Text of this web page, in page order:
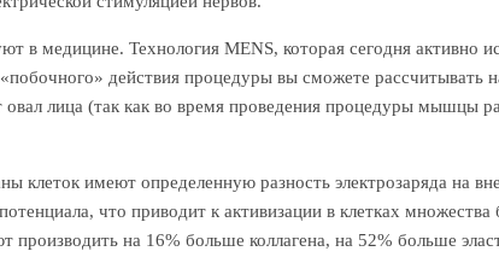
медицине. Технология MENS, которая сегодня активно
действия процедуры вы сможете рассчитывать
лица (так как во время проведения процедуры мышцы
имеют определенную разность электрозаряда на
что приводит к активизации в клетках
на 16% больше коллагена, на 52% больше